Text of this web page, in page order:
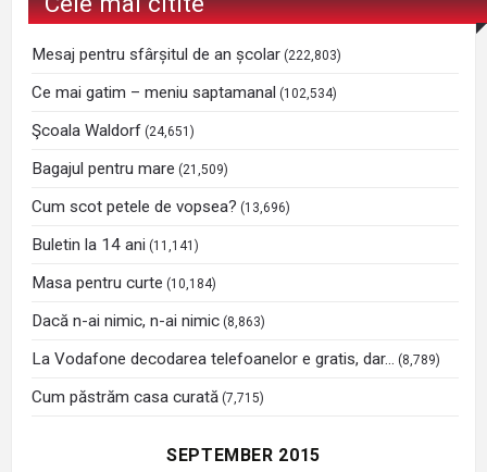
Mesaj pentru sfârșitul de an școlar (222,803)
Ce mai gatim – meniu saptamanal (102,534)
Şcoala Waldorf (24,651)
Bagajul pentru mare (21,509)
Cum scot petele de vopsea? (13,696)
Buletin la 14 ani (11,141)
Masa pentru curte (10,184)
Dacă n-ai nimic, n-ai nimic (8,863)
La Vodafone decodarea telefoanelor e gratis, dar… (8,789)
Cum păstrăm casa curată (7,715)
SEPTEMBER 2015